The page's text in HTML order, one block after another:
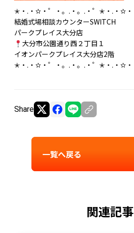
✭・.・✫・゜・。.・。.・゜✭・.・✫・
結婚式場相談カウンターSWITCH
パークプレイス大分店
大分市公園通り西２丁目１
イオンパークプレイス大分店2階
✭・.・✫・゜・。.・。.・゜✭・.・✫・
Share
一覧へ戻る
関連記事